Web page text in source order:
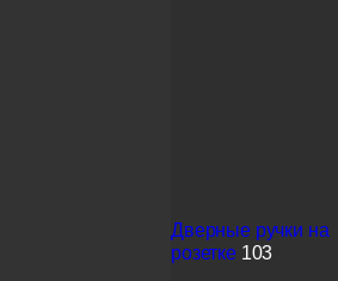
Дверные ручки на
розетке 103